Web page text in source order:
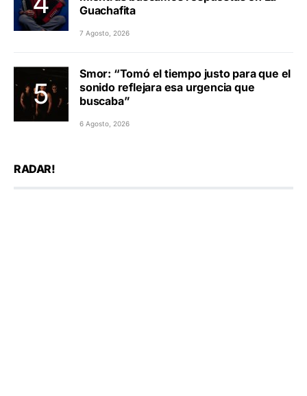
Guachafita
7 Agosto, 2026
Smor: “Tomó el tiempo justo para que el
sonido reflejara esa urgencia que
buscaba”
6 Agosto, 2026
RADAR!